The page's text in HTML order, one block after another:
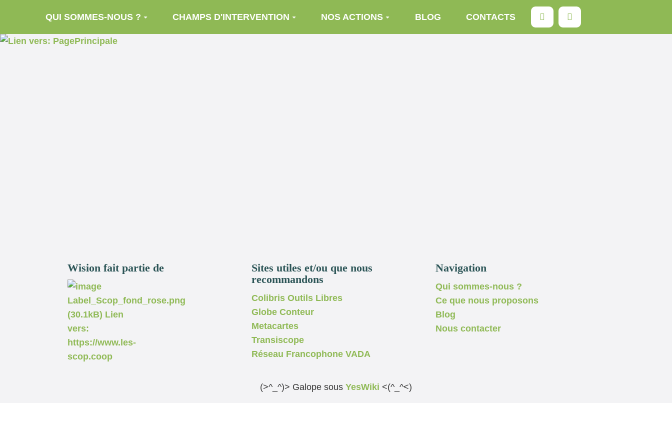
Aller au contenu principal
QUI SOMMES-NOUS ? CHAMPS D'INTERVENTION NOS ACTIONS BLOG CONTACTS Rechercher
Wision fait partie de
Sites utiles et/ou que nous
recommandons
Colibris Outils Libres
Globe Conteur
Metacartes
Transiscope
Réseau Francophone VADA
Navigation
Qui sommes-nous ?
Ce que nous proposons
Blog
Nous contacter
(>^_^)> Galope sous YesWiki <(^_^<)